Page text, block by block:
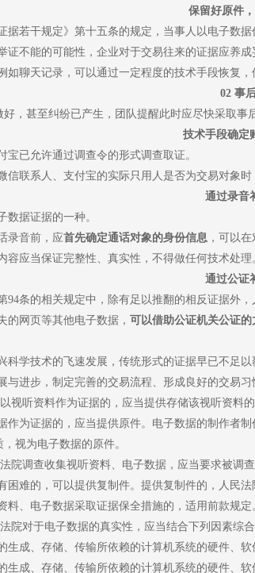
保留好原件
据若干规定》第十五条的规定，当事人以电子数
证不能的可能性，企业对于交易往来的证据应养成
如聊天记录，可以通过一定程度的技术手段恢复
02 事
，甚至纠纷已产生，团队提醒此时应尽快采取事
技术手段确定
宝已允许通过调查令的形式调查取证。
信联系人、支付宝的实际只用人是否为交易对象
通过录音
数据证据的一种。
录音前，应首先确定通话对象的身份信息 ，可以
容应当保证完整性、真实性，不得做任何技术处
通过公证
94条的相关规定中，除有足以推翻的相反证据外
的网页等其他电子数据，可以借助公证机关公证
科学技术的飞速发展，传统形式的证据早已不足
与进步，制定完善的交易流程、形成良好的交易
视听资料作为证据的，应当提供存储该视听资料的
作为证据的，应当提供原件。电子数据的制作者
视为电子数据的原件。
院调查收集视听资料、电子数据，应当要求被调查
困难的，可以提供复制件。提供复制件的，人民
料、电子数据采取证据保全措施的，适用前款规定
院对于电子数据的真实性，应当结合下列因素综合
生成、存储、传输所依赖的计算机系统的硬件、软
生成、存储、传输所依赖的计算机系统的硬件、